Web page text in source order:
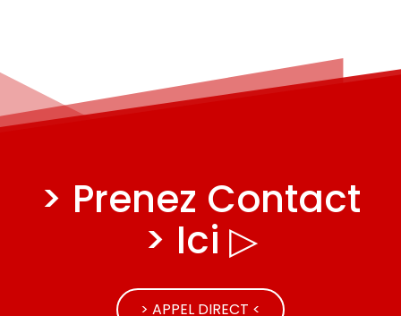
> Prenez Contact
> Ici ▷
> APPEL DIRECT <